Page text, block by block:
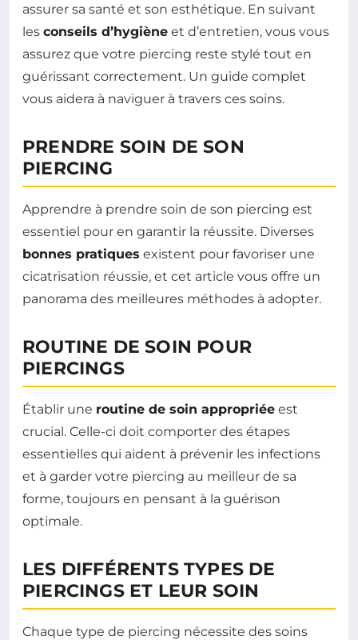
assurer sa santé et son esthétique. En suivant
les conseils d’hygiène et d’entretien, vous vous
assurez que votre piercing reste stylé tout en
guérissant correctement. Un guide complet
vous aidera à naviguer à travers ces soins.
PRENDRE SOIN DE SON
PIERCING
Apprendre à prendre soin de son piercing est
essentiel pour en garantir la réussite. Diverses
bonnes pratiques existent pour favoriser une
cicatrisation réussie, et cet article vous offre un
panorama des meilleures méthodes à adopter.
ROUTINE DE SOIN POUR
PIERCINGS
Établir une routine de soin appropriée est
crucial. Celle-ci doit comporter des étapes
essentielles qui aident à prévenir les infections
et à garder votre piercing au meilleur de sa
forme, toujours en pensant à la guérison
optimale.
LES DIFFÉRENTS TYPES DE
PIERCINGS ET LEUR SOIN
Chaque type de piercing nécessite des soins